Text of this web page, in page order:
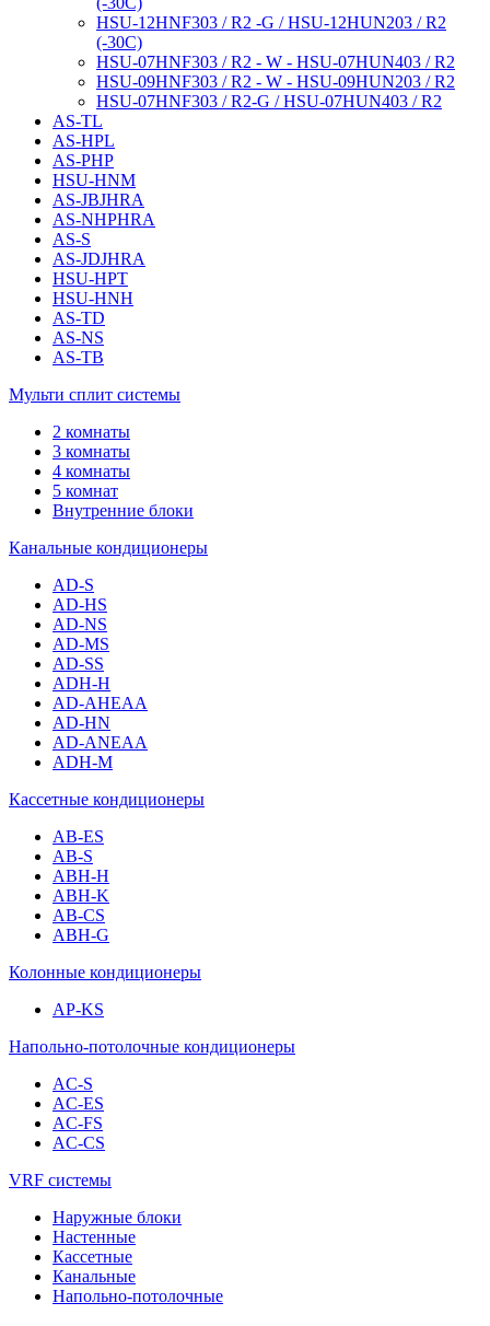
HSU-12HNF303 / R2 -G / HSU-12HUN203 / R2
(-30С)
HSU-07HNF303 / R2 - W - HSU-07HUN403 / R2
HSU-09HNF303 / R2 - W - HSU-09HUN203 / R2
HSU-07HNF303 / R2-G / HSU-07HUN403 / R2
AS-TL
AS-HPL
AS-PHP
HSU-HNM
AS-JBJHRA
AS-NHPHRA
AS-S
AS-JDJHRA
HSU-HPT
HSU-HNH
AS-TD
AS-NS
AS-TB
Мульти сплит системы
2 комнаты
3 комнаты
4 комнаты
5 комнат
Внутренние блоки
Канальные кондиционеры
AD-S
AD-HS
AD-NS
AD-MS
AD-SS
ADH-H
AD-AHEAA
AD-HN
AD-ANEAA
ADH-M
Кассетные кондиционеры
AB-ES
AB-S
ABH-H
ABH-K
AB-CS
ABH-G
Колонные кондиционеры
AP-KS
Напольно-потолочные кондиционеры
AC-S
AC-ES
AC-FS
AC-CS
VRF системы
Наружные блоки
Настенные
Кассетные
Канальные
Напольно-потолочные